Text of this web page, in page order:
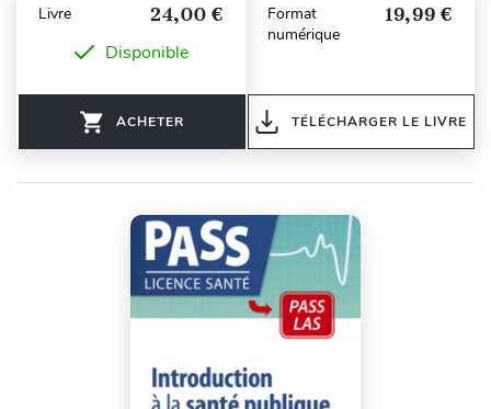
Livre 24,00 €
Disponible
ACHETER
Format
numérique
19,99 €
TÉLÉCHARGER LE LIVRE